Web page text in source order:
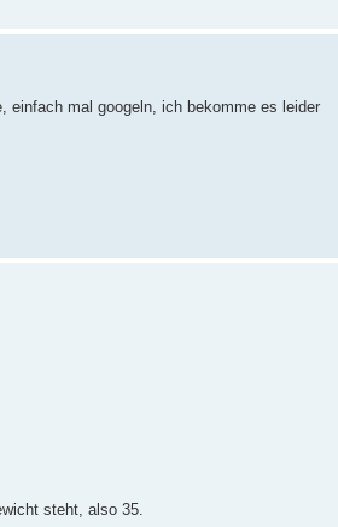
einfach mal googeln, ich bekomme es leider
steht, also 35.